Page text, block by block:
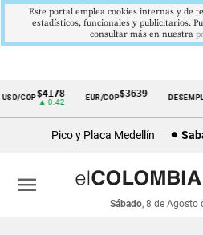
Cintillo
económicos
Colombia
COP$4178
▲ 0.42
EUR/COP$3639 DESEMPLEO
Pico y Placa Medellín
Sábado, 8 de Agosto
menu
Este portal emplea cookies internas y de
estadísticos, funcionales y publicitarios.
consultar más en nuestra